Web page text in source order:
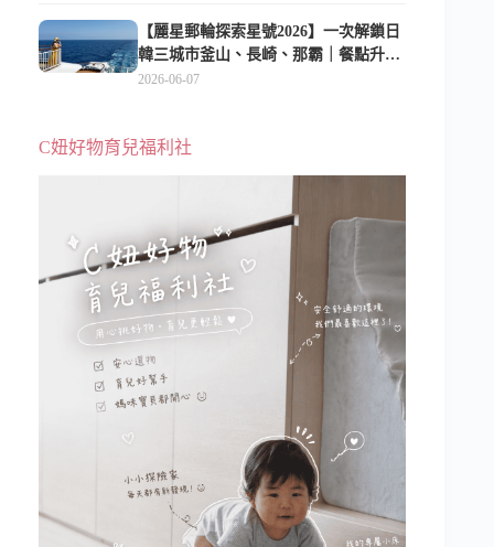
【麗星郵輪探索星號2026】一次解鎖日
韓三城市釜山、長崎、那霸｜餐點升
級、表演更新、船上慶生超難忘
2026-06-07
C妞好物育兒福利社